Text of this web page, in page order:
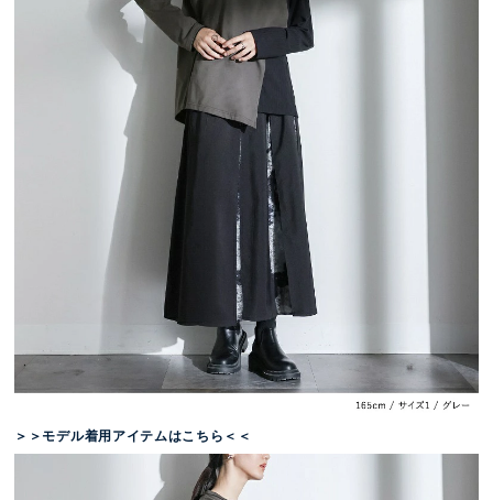
＞＞モデル着用アイテムはこちら＜＜